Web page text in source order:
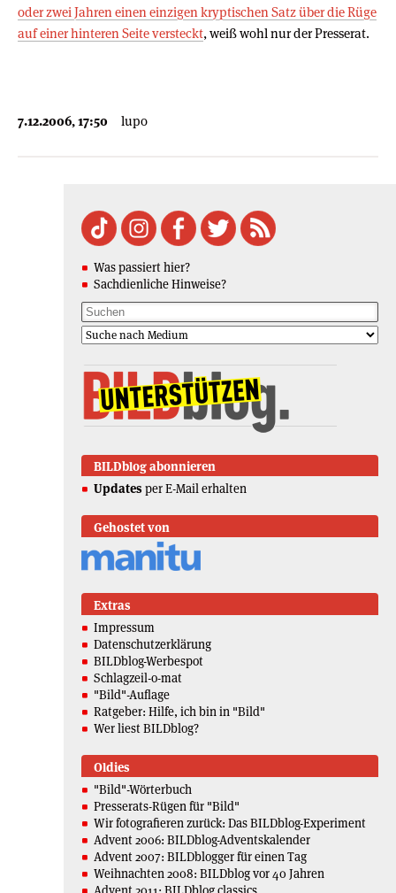
oder zwei Jahren einen einzigen kryptischen Satz über die Rüge
auf einer hinteren Seite versteckt, weiß wohl nur der Presserat.
7.12.2006, 17:50 lupo
Was passiert hier?
Sachdienliche Hinweise?
BILDblog abonnieren
Updates per E-Mail erhalten
Gehostet von
Extras
Impressum
Datenschutzerklärung
BILDblog-Werbespot
Schlagzeil-o-mat
"Bild"-Auflage
Ratgeber: Hilfe, ich bin in "Bild"
Wer liest BILDblog?
Oldies
"Bild"-Wörterbuch
Presserats-Rügen für "Bild"
Wir fotografieren zurück: Das BILDblog-Experiment
Advent 2006: BILDblog-Adventskalender
Advent 2007: BILDblogger für einen Tag
Weihnachten 2008: BILDblog vor 40 Jahren